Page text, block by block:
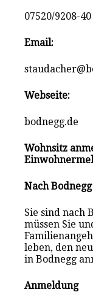
07520/9208-40
Email:
Webseite:
bodnegg.de
Wohnsitz
Nach
Sie sind nach
müssen Sie
leben, den
in Bodnegg
Anmeldung